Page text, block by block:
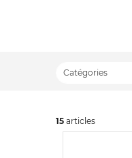
Catégories
15 articles